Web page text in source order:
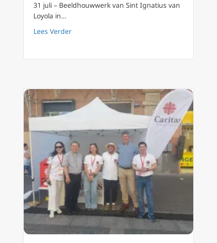
31 juli – Beeldhouwwerk van Sint Ignatius van
Loyola in…
Lees Verderabout Waarom Sint Ignatius van Loyola